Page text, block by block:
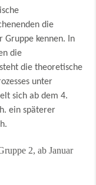
die
Gruppe kennen. In
die
die theoretische
unter
sich ab dem 4.
ein späterer
2, ab Januar